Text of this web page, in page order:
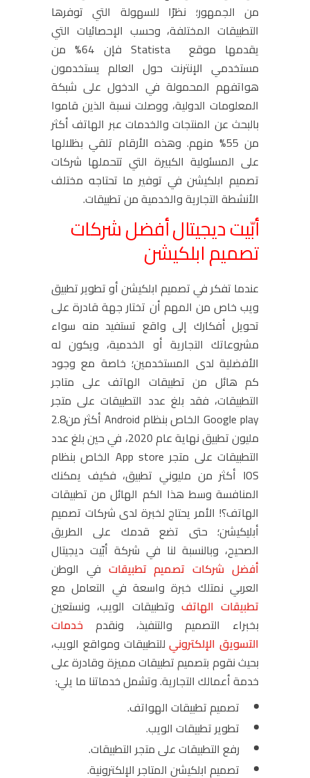
من الجمهور؛ نظرًا للسهولة التي توفرها
التطبيقات المختلفة، وحسب الإحصائيات التي
يقدمها موقع Statista فإن 64% من
مستخدمي الإنترنت حول العالم يستخدمون
هواتفهم المحمولة في الدخول على شبكة
المعلومات الدولية، ووصلت نسبة الذين قاموا
بالبحث عن المنتجات والخدمات عبر الهاتف أكثر
من 55% منهم. وهذه الأرقام تلقي بظلالها
على المسئولية الكبيرة التي تتحملها شركات
تصميم ابلكيشن في توفير ما تحتاجه مختلف
الأنشطة التجارية والخدمية من تطبيقات.
أبّيت ديجيتال أفضل شركات
تصميم ابلكيشن
عندما تفكر في تصميم ابلكيشن أو تطوير تطبيق
ويب خاص من المهم أن تختار جهة قادرة على
تحويل أفكارك إلى واقع تستفيد منه سواء
مشروعاتك التجارية أو الخدمية، ويكون له
الأفضلية لدى المستخدمين؛ خاصة مع وجود
كم هائل من تطبيقات الهاتف على متاجر
التطبيقات، فقد بلغ عدد التطبيقات على متجر
Google play الخاص بنظام Android أكثر من2.8
مليون تطبيق نهاية عام 2020، في حين بلغ عدد
التطبيقات على متجر App store الخاص بنظام
IOS أكثر من مليوني تطبيق، فكيف يمكنك
المنافسة وسط هذا الكم الهائل من تطبيقات
الهاتف؟! الأمر يحتاج لخبرة لدى شركات تصميم
أبليكيشن؛ حتى تضع قدمك على الطريق
الصحيح، وبالنسبة لنا في شركة أبّيت ديجيتال
أفضل شركات تصميم تطبيقات في الوطن
العربي نمتلك خبرة واسعة في التعامل مع
تطبيقات الهاتف وتطبيقات الويب، ونستعين
بخبراء التصميم والتنفيذ، ونقدم خدمات
التسويق الإلكترونيللتطبيقات ومواقع الويب،
بحيث نقوم بتصميم تطبيقات مميزة وقادرة على
خدمة أعمالك التجارية. وتشمل خدماتنا ما يلي:
تصميم تطبيقات الهواتف.
تطوير تطبيقات الويب.
رفع التطبيقات على متجر التطبيقات.
تصميم ابلكيشن المتاجر الإلكترونية.